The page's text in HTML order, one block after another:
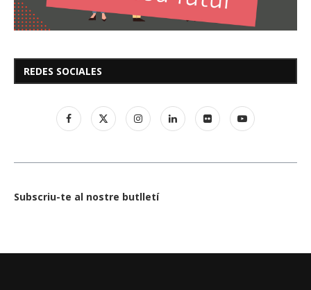
REDES SOCIALES
Subscriu-te al nostre butlletí